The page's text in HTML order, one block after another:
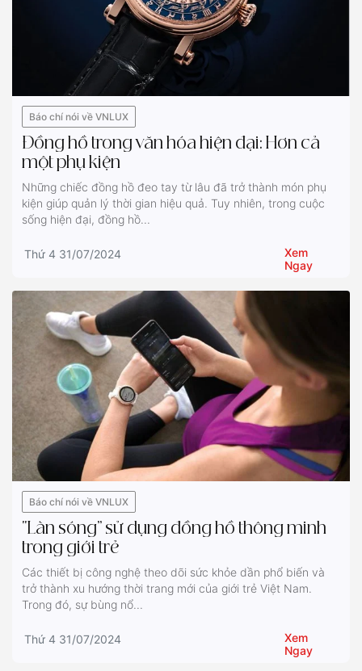
Báo chí nói về VNLUX
Đồng hồ trong văn hóa hiện đại: Hơn cả
một phụ kiện
Những chiếc đồng hồ đeo tay từ lâu đã trở thành món phụ
kiện giúp quản lý thời gian hiệu quả. Tuy nhiên, trong cuộc
sống hiện đại, đồng hồ...
Thứ 4 31/07/2024
Xem
Ngay
Báo chí nói về VNLUX
“Làn sóng” sử dụng đồng hồ thông minh
trong giới trẻ
Các thiết bị công nghệ theo dõi sức khỏe dần phổ biến và
trở thành xu hướng thời trang mới của giới trẻ Việt Nam.
Trong đó, sự bùng nổ...
Thứ 4 31/07/2024
Xem
Ngay